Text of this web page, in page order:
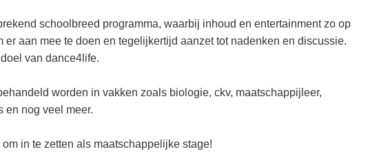
schoolbreed programma, waarbij inhoud en entertainment zo op
aan mee te doen en tegelijkertijd aanzet tot nadenken en discussie.
van dance4life.
worden in vakken zoals biologie, ckv, maatschappijleer,
en nog veel meer.
in te zetten als maatschappelijke stage!